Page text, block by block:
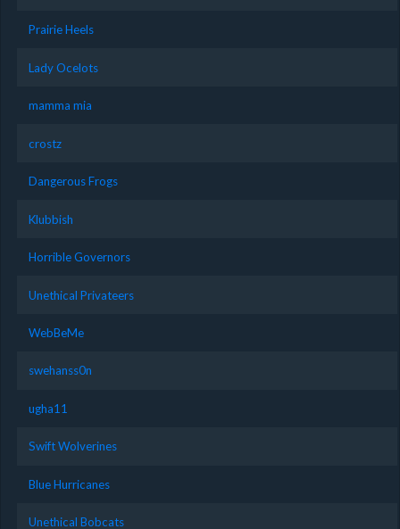
Prairie Heels
Lady Ocelots
mamma mia
crostz
Dangerous Frogs
Klubbish
Horrible Governors
Unethical Privateers
WebBeMe
swehanss0n
ugha11
Swift Wolverines
Blue Hurricanes
Unethical Bobcats